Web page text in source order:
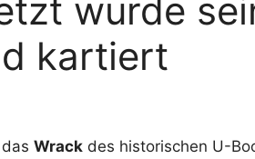
wurde
kartiert
Wrack des historischen U-